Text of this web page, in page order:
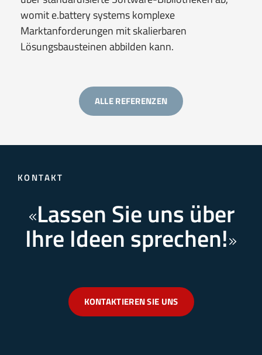
womit e.battery systems komplexe
Marktanforderungen mit skalierbaren
Lösungsbausteinen abbilden kann.
ALLE REFERENZEN
KONTAKT
Lassen Sie uns über
Ihre Ideen sprechen!
KONTAKTIEREN SIE UNS